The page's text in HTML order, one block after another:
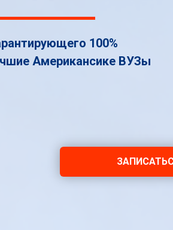
100%
Американсике ВУЗы